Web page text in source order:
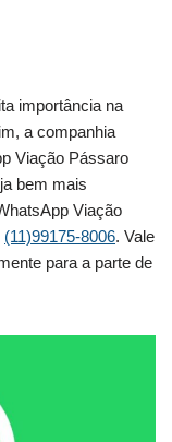
importância na
a companhia
Viação Pássaro
bem mais
Viação
(11)99175-8006. Vale
para a parte de